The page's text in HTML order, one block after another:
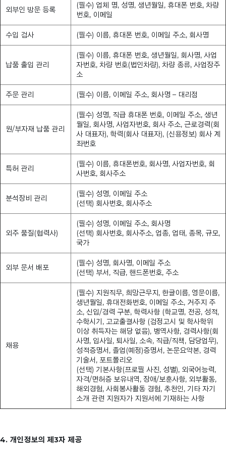
외부인 방문 등록
(필수) 업체 명, 성명, 생년월일, 휴대폰 번호, 차량
번호, 이메일
수입 검사 (필수) 이름, 휴대폰 번호, 이메일 주소, 회사명
납품 출입 관리
(필수) 이름, 휴대폰 번호, 생년월일, 회사명, 사업
자번호, 차량 번호(법인차량), 차량 종류, 사업장주
소
주문 관리 (필수) 이름, 이메일 주소, 회사명 – 대리점
원/부자재 납품 관리
(필수) 성명, 직급 휴대폰 번호, 이메일 주소, 생년
월일, 회사명, 사업자번호, 회사 주소, 근로경력(회
사 대표자), 학력(회사 대표자), (신용정보) 회사 계
좌번호
특허 관리
(필수) 이름, 휴대폰번호, 회사명, 사업자번호, 회
사번호, 회사주소
분석장비 관리
(필수) 성명, 이메일 주소
(선택) 회사번호, 회사주소
외주 품질(협력사)
(필수) 성명, 이메일 주소, 회사명
(선택) 회사번호, 회사주소, 업종, 업태, 종목, 규모,
국가
외부 문서 배포
(필수) 성명, 회사명, 이메일 주소
(선택) 부서, 직급, 핸드폰번호, 주소
채용
(필수) 지원직무, 희망근무지, 한글이름, 영문이름,
생년월일, 휴대전화번호, 이메일 주소, 거주지 주
소, 신입/경력 구분, 학력사항 (학교명, 전공, 성적,
수학시기, 고교출결사항 (검정고시 및 학사학위
이상 취득자는 해당 없음), 병역사항, 경력사항(회
사명, 입사일, 퇴사일, 소속, 직급/직책, 담당업무),
성적증명서, 졸업(예정)증명서, 논문요약본, 경력
기술서, 포트폴리오
(선택) 기본사항(프로필 사진, 성별), 외국어능력,
자격/면허증 보유내역, 장애/보훈사항, 외부활동,
해외경험, 사회봉사활동 경험, 추천인, 기타 자기
소개 관련 지원자가 지원서에 기재하는 사항
4. 개인정보의 제3자 제공